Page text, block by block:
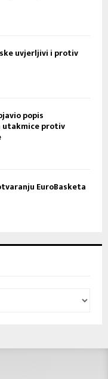
uvjerljivi i protiv
popis
utakmice protiv
EuroBasketa